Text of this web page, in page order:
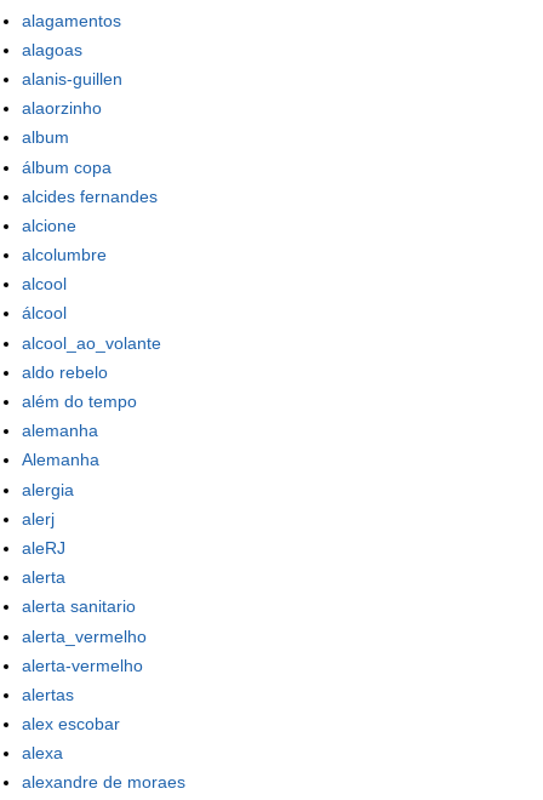
alagamentos
alagoas
alanis-guillen
alaorzinho
album
álbum copa
alcides fernandes
alcione
alcolumbre
alcool
álcool
alcool_ao_volante
aldo rebelo
além do tempo
alemanha
Alemanha
alergia
alerj
aleRJ
alerta
alerta sanitario
alerta_vermelho
alerta-vermelho
alertas
alex escobar
alexa
alexandre de moraes